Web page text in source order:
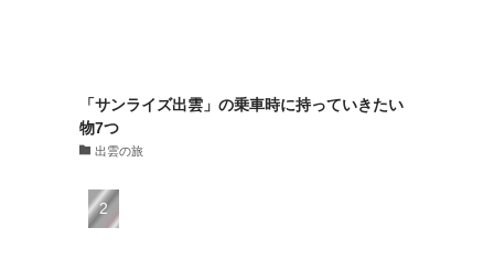
「サンライズ出雲」の乗車時に持っていきたい
物7つ
出雲の旅